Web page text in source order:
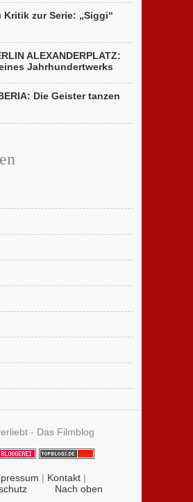
Kritik zur Serie: „Siggi“
ALEXANDERPLATZ:
Jahrhundertwerks
Die Geister tanzen
- Das Filmblog
| Kontakt|
Nach oben